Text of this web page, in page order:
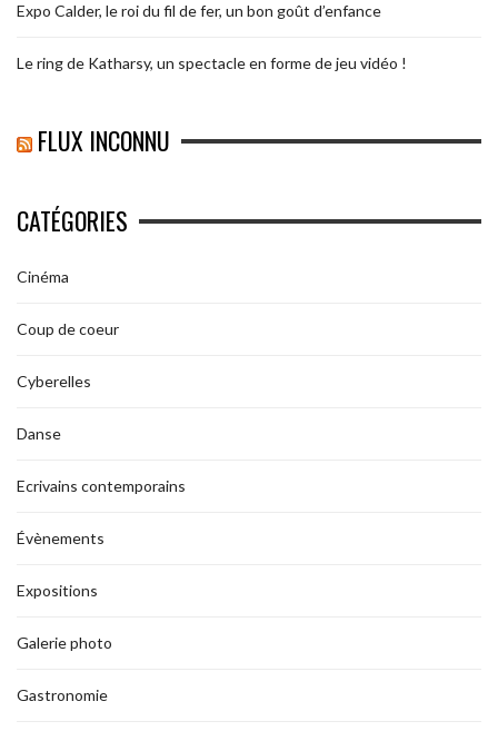
Expo Calder, le roi du fil de fer, un bon goût d’enfance
Le ring de Katharsy, un spectacle en forme de jeu vidéo !
FLUX INCONNU
CATÉGORIES
Cinéma
Coup de coeur
Cyberelles
Danse
Ecrivains contemporains
Évènements
Expositions
Galerie photo
Gastronomie